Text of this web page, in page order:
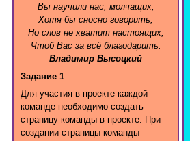
Вы научили нас, молчащих,
Хотя бы сносно говорить,
Но слов не хватит настоящих,
Чтоб Вас за всё благодарить.
Владимир Высоцкий
Задание 1
Для участия в проекте каждой
команде необходимо создать
страницу команды в проекте. При
создании страницы команды